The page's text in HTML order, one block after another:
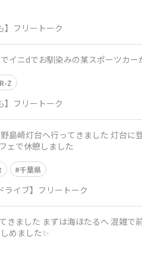
】フリートーク
イニdでお馴染みの某スポーツカ
Z
】フリートーク
島崎灯台へ行ってきました 灯台
ェで休憩しました
千葉県
ライブ】フリートーク
きました まずは海ほたるへ 混雑
めました✨️